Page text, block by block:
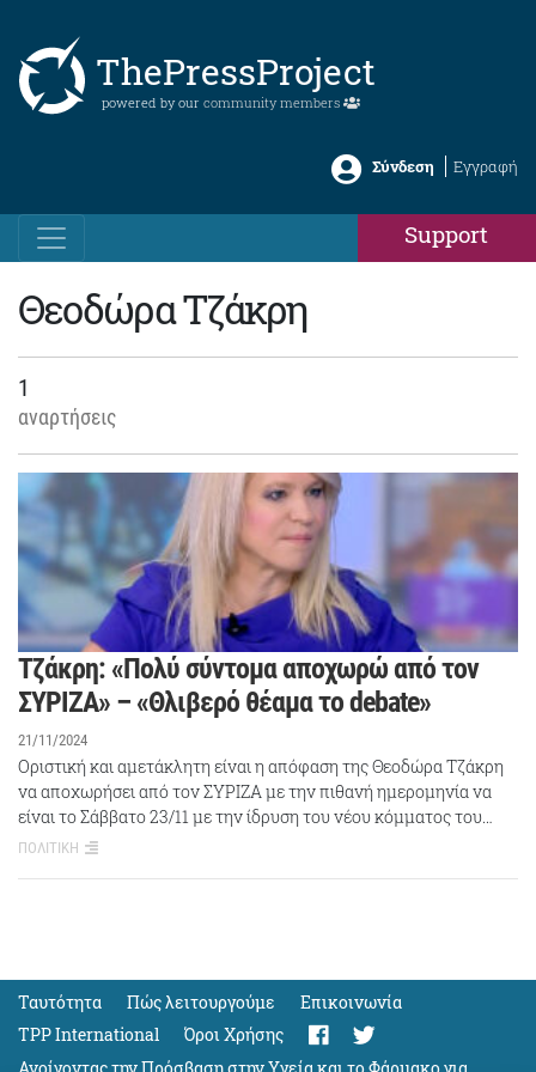
ThePressProject
powered by our community members
Σύνδεση Εγγραφή
Support
Θεοδώρα Τζάκρη
1
αναρτήσεις
Τζάκρη: «Πολύ σύντομα αποχωρώ από τον
ΣΥΡΙΖΑ» – «Θλιβερό θέαμα το debate»
21/11/2024
Οριστική και αμετάκλητη είναι η απόφαση της Θεοδώρα Τζάκρη
να αποχωρήσει από τον ΣΥΡΙΖΑ με την πιθανή ημερομηνία να
είναι το Σάββατο 23/11 με την ίδρυση του νέου κόμματος του…
ΠΟΛΙΤΙΚΗ
Ταυτότητα Πώς λειτουργούμε
Eπικοινωνία
TPP International
Όροι Χρήσης